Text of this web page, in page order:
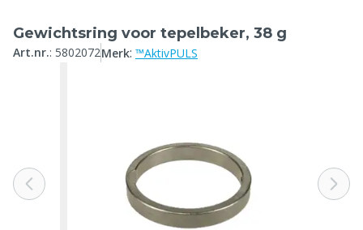
Gewichtsring voor tepelbeker, 38 g
Art.nr.: 5802072Merk: ™AktivPULS